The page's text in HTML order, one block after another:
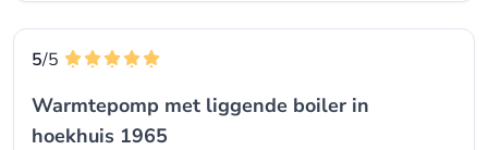
5/5
Warmtepomp met liggende boiler in
hoekhuis 1965